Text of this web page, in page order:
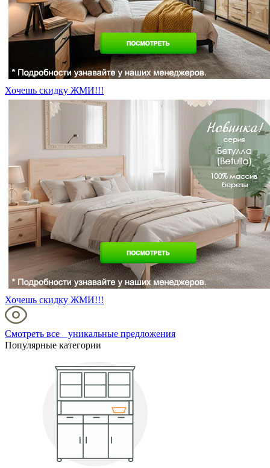
Хочешь скидку ЖМИ!!!
Хочешь скидку ЖМИ!!!
Смотреть все уникальные предложения
Популярные категории